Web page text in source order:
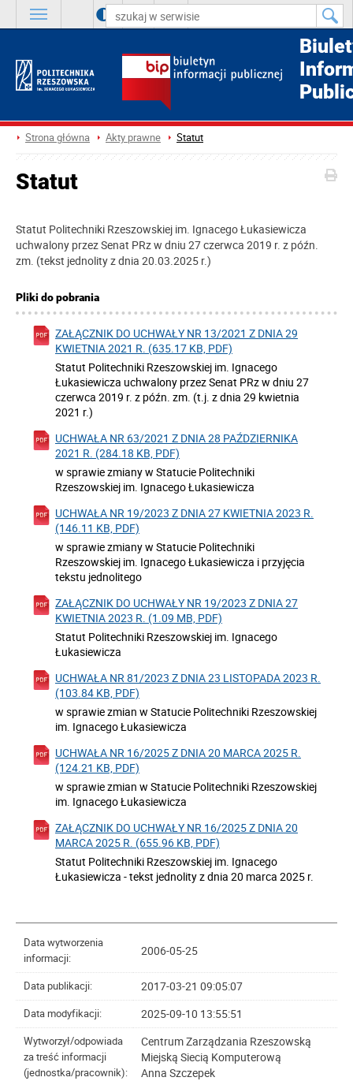
A A A
Strona główna Akty prawne Statut
Statut
Statut Politechniki Rzeszowskiej im. Ignacego Łukasiewicza
uchwalony przez Senat PRz w dniu 27 czerwca 2019 r. z późn.
zm. (tekst jednolity z dnia 20.03.2025 r.)
Pliki do pobrania
ZAŁĄCZNIK DO UCHWAŁY NR 13/2021 Z DNIA 29
KWIETNIA 2021 R. (635.17 KB, PDF)
Statut Politechniki Rzeszowskiej im. Ignacego
Łukasiewicza uchwalony przez Senat PRz w dniu 27
czerwca 2019 r. z późn. zm. (t.j. z dnia 29 kwietnia
2021 r.)
UCHWAŁA NR 63/2021 Z DNIA 28 PAŹDZIERNIKA
2021 R. (284.18 KB, PDF)
w sprawie zmiany w Statucie Politechniki
Rzeszowskiej im. Ignacego Łukasiewicza
UCHWAŁA NR 19/2023 Z DNIA 27 KWIETNIA 2023 R.
(146.11 KB, PDF)
w sprawie zmiany w Statucie Politechniki
Rzeszowskiej im. Ignacego Łukasiewicza i przyjęcia
tekstu jednolitego
ZAŁĄCZNIK DO UCHWAŁY NR 19/2023 Z DNIA 27
KWIETNIA 2023 R. (1.09 MB, PDF)
Statut Politechniki Rzeszowskiej im. Ignacego
Łukasiewicza
UCHWAŁA NR 81/2023 Z DNIA 23 LISTOPADA 2023 R.
(103.84 KB, PDF)
w sprawie zmian w Statucie Politechniki Rzeszowskiej
im. Ignacego Łukasiewicza
UCHWAŁA NR 16/2025 Z DNIA 20 MARCA 2025 R.
(124.21 KB, PDF)
w sprawie zmian w Statucie Politechniki Rzeszowskiej
im. Ignacego Łukasiewicza
ZAŁĄCZNIK DO UCHWAŁY NR 16/2025 Z DNIA 20
MARCA 2025 R. (655.96 KB, PDF)
Statut Politechniki Rzeszowskiej im. Ignacego
Łukasiewicza - tekst jednolity z dnia 20 marca 2025 r.
Data wytworzenia
informacji:
2006-05-25
Data publikacji: 2017-03-21 09:05:07
Data modyfikacji: 2025-09-10 13:55:51
Wytworzył/odpowiada
za treść informacji
(jednostka/pracownik):
Centrum Zarządzania Rzeszowską
Miejską Siecią Komputerową
Anna Szczepek